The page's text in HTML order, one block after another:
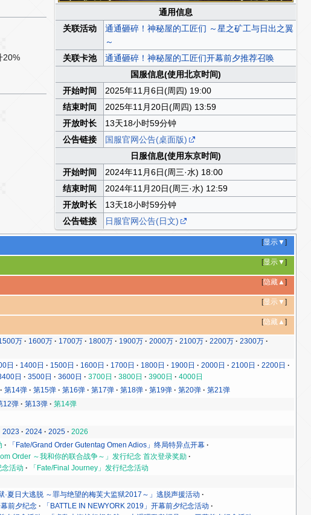
通用信息
关联活动
通通砸碎！神秘屋的工匠们 ～星之矿工与日出之翼
～
关联卡池
通通砸碎！神秘屋的工匠们开幕前夕推荐召唤
国服信息(使用北京时间)
开始时间
2025年11月6日(周四) 19:00
结束时间
2025年11月20日(周四) 13:59
开放时长
13天18小时59分钟
公告链接
国服官网公告(桌面版)
日服信息(使用东京时间)
开始时间
2024年11月6日(周三·水) 18:00
结束时间
2024年11月20日(周三·水) 12:59
开放时长
13天18小时59分钟
公告链接
日服官网公告(日文)
20%
[显示▼]
[显示▼]
[隐藏▲]
[显示▼ ]
[隐藏▲ ]
万 1600万 1700万 1800万 1900万 2000万 2100万 2200万
2300万
日 1400日 1500日 1600日 1700日 1800日 1900日 2000日 2100日
2200日
日 3500日 3600日 3700日 3800日 3900日
4000日
第14弹 第15弹 第16弹 第17弹 第18弹 第19弹 第20弹
第21弹
12弹 第13弹
第14弹
2023 2024 2025 2026
「Fate/Grand Order Gutentag Omen Adios」终局特异点开幕
Order ～我和你的联合战争～」发行纪念 首次登录奖励
念活动
「Fate/Final Journey」发行纪念活动
·夏日大逃脱 ～罪与绝望的梅芙大监狱2017～」逃脱声援活动
前夕纪念
「BATTLE IN NEWYORK 2019」开幕前夕纪念活动